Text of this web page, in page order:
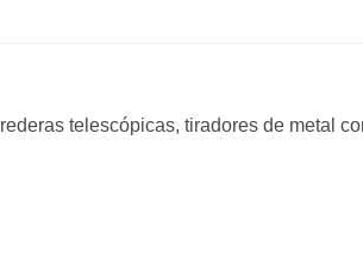
telescópicas, tiradores de metal